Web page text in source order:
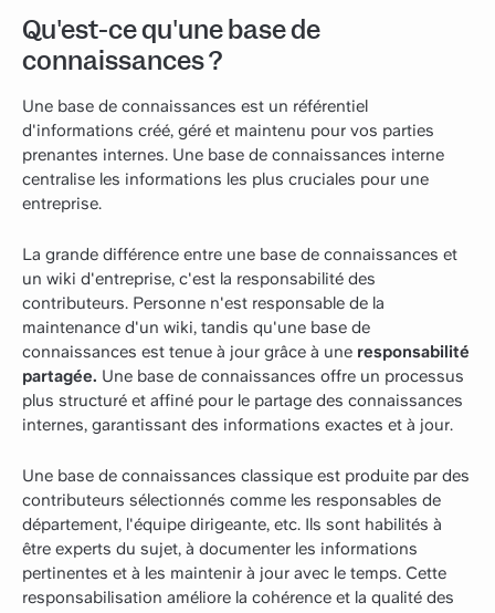
Qu'est-ce qu'une base de
connaissances ?
Une base de connaissances est un référentiel
d'informations créé, géré et maintenu pour vos parties
prenantes internes. Une base de connaissances interne
centralise les informations les plus cruciales pour une
entreprise.
La grande différence entre une base de connaissances et
un wiki d'entreprise, c'est la responsabilité des
contributeurs. Personne n'est responsable de la
maintenance d'un wiki, tandis qu'une base de
connaissances est tenue à jour grâce à une responsabilité
partagée. Une base de connaissances offre un processus
plus structuré et affiné pour le partage des connaissances
internes, garantissant des informations exactes et à jour.
Une base de connaissances classique est produite par des
contributeurs sélectionnés comme les responsables de
département, l'équipe dirigeante, etc. Ils sont habilités à
être experts du sujet, à documenter les informations
pertinentes et à les maintenir à jour avec le temps. Cette
responsabilisation améliore la cohérence et la qualité des